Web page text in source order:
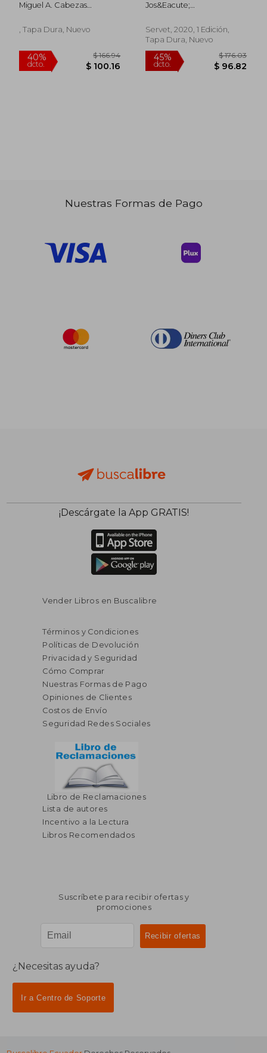
45% $ 220.24
$ 121.13
45%
dcto.
Anestesia de
Miguel A. Cabezas
S&Aacute;Ndez Cordero
, Tapa Dura, Nuevo
$ 166.94
$ 100.16
Jos&Eacute;
G&Oacute;Mez
Servet, 2020, 1 Edición,
Tapa Dura, Nuevo
Nuestras Formas de Pago
¡Descárgate la App GRATIS!
Vender Libros en Buscalibre
Términos y Condiciones
Políticas de Devolución
Privacidad y Seguridad
Cómo Comprar
Nuestras Formas de Pago
Opiniones de Clientes
Costos de Envío
Seguridad Redes Sociales
Libro de Reclamaciones
Lista de autores
Incentivo a la Lectura
Libros Recomendados
Suscríbete para recibir ofertas y
promociones
¿Necesitas ayuda?
Ir a Centro de Soporte